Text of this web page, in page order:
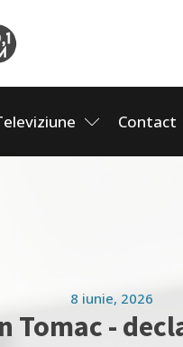
Contact
8 iunie, 2026
Tomac -